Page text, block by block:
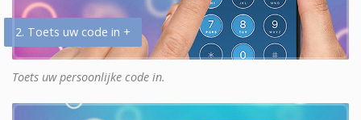
2. Toets uw code in +
Toets uw persoonlijke code in.